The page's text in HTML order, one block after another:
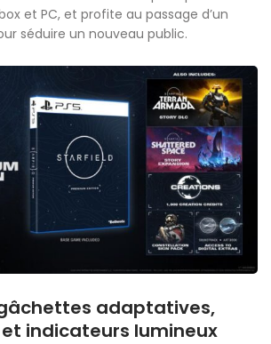
et PC, et profite au passage d’un
séduire un nouveau public.
adaptatives,
indicateurs lumineux